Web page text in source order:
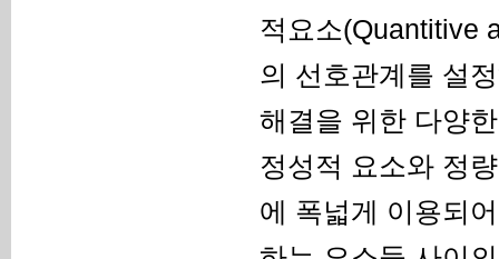
적요소(Quantitive
의 선호관계를 설
해결을 위한 다양
정성적 요소와 정
에 폭넓게 이용되